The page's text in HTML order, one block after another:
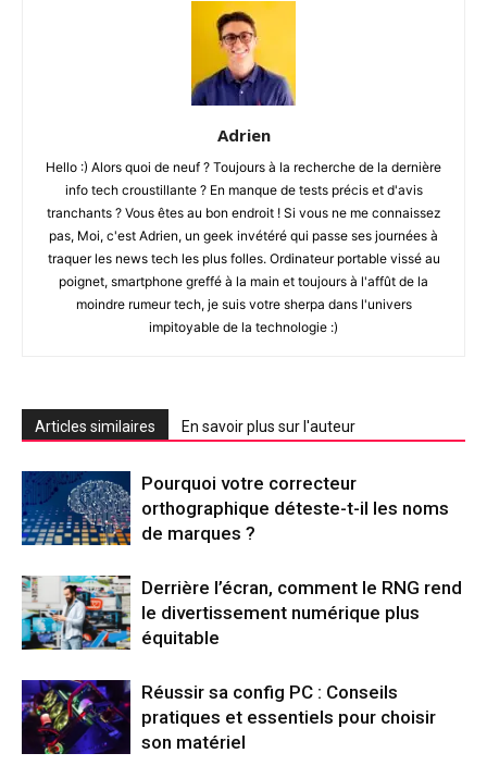
Adrien
Hello :) Alors quoi de neuf ? Toujours à la recherche de la dernière
info tech croustillante ? En manque de tests précis et d'avis
tranchants ? Vous êtes au bon endroit ! Si vous ne me connaissez
pas, Moi, c'est Adrien, un geek invétéré qui passe ses journées à
traquer les news tech les plus folles. Ordinateur portable vissé au
poignet, smartphone greffé à la main et toujours à l'affût de la
moindre rumeur tech, je suis votre sherpa dans l'univers
impitoyable de la technologie :)
Articles similaires En savoir plus sur l'auteur
Pourquoi votre correcteur
orthographique déteste-t-il les noms
de marques ?
Derrière l’écran, comment le RNG rend
le divertissement numérique plus
équitable
Réussir sa config PC : Conseils
pratiques et essentiels pour choisir
son matériel